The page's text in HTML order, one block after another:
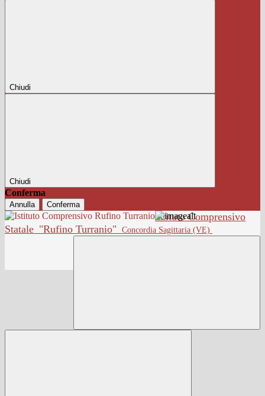
Chiudi
Chiudi
Conferma
Annulla Conferma
Istituto Comprensivo
Statale "Rufino Turranio" Concordia Sagittaria (VE)